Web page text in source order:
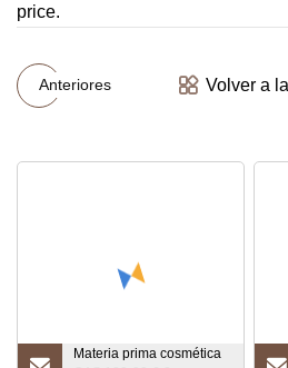
price.
Anteriores Volver a
Materia prima cosmética